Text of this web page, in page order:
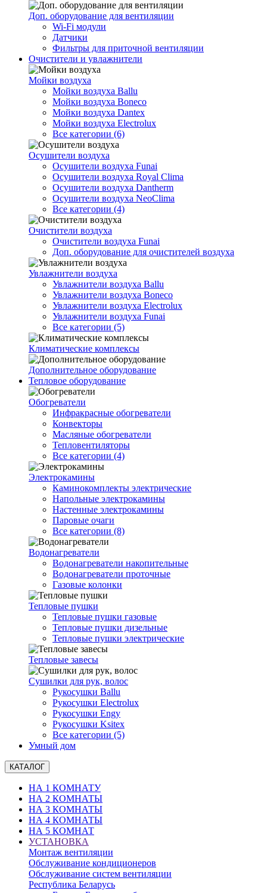
Доп. оборудование для вентиляции
Wi-Fi модули
Датчики
Фильтры для приточной вентиляции
Очистители и увлажнители
Мойки воздуха
Мойки воздуха Ballu
Мойки воздуха Boneco
Мойки воздуха Dantex
Мойки воздуха Electrolux
Все категории (6)
Осушители воздуха
Осушители воздуха Funai
Осушители воздуха Royal Clima
Осушители воздуха Dantherm
Осушители воздуха NeoClima
Все категории (4)
Очистители воздуха
Очистители воздуха Funai
Доп. оборудование для очистителей воздуха
Увлажнители воздуха
Увлажнители воздуха Ballu
Увлажнители воздуха Boneco
Увлажнители воздуха Electrolux
Увлажнители воздуха Funai
Все категории (5)
Климатические комплексы
Дополнительное оборудование
Тепловое оборудование
Обогреватели
Инфракрасные обогреватели
Конвекторы
Масляные обогреватели
Тепловентиляторы
Все категории (4)
Электрокамины
Каминокомплекты электрические
Напольные электрокамины
Настенные электрокамины
Паровые очаги
Все категории (8)
Водонагреватели
Водонагреватели накопительные
Водонагреватели проточные
Газовые колонки
Тепловые пушки
Тепловые пушки газовые
Тепловые пушки дизельные
Тепловые пушки электрические
Тепловые завесы
Сушилки для рук, волоc
Рукосушки Ballu
Рукосушки Electrolux
Рукосушки Engy
Рукосушки Ksitex
Все категории (5)
Умный дом
КАТАЛОГ
НА 1 КОМНАТУ
НА 2 КОМНАТЫ
НА 3 КОМНАТЫ
НА 4 КОМНАТЫ
НА 5 КОМНАТ
УСТАНОВКА
Монтаж вентиляции
Обслуживание кондиционеров
Обслуживание систем вентиляции
Республика Беларусь